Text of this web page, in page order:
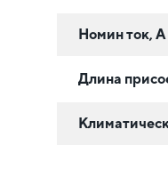
Номин ток, А
Длина